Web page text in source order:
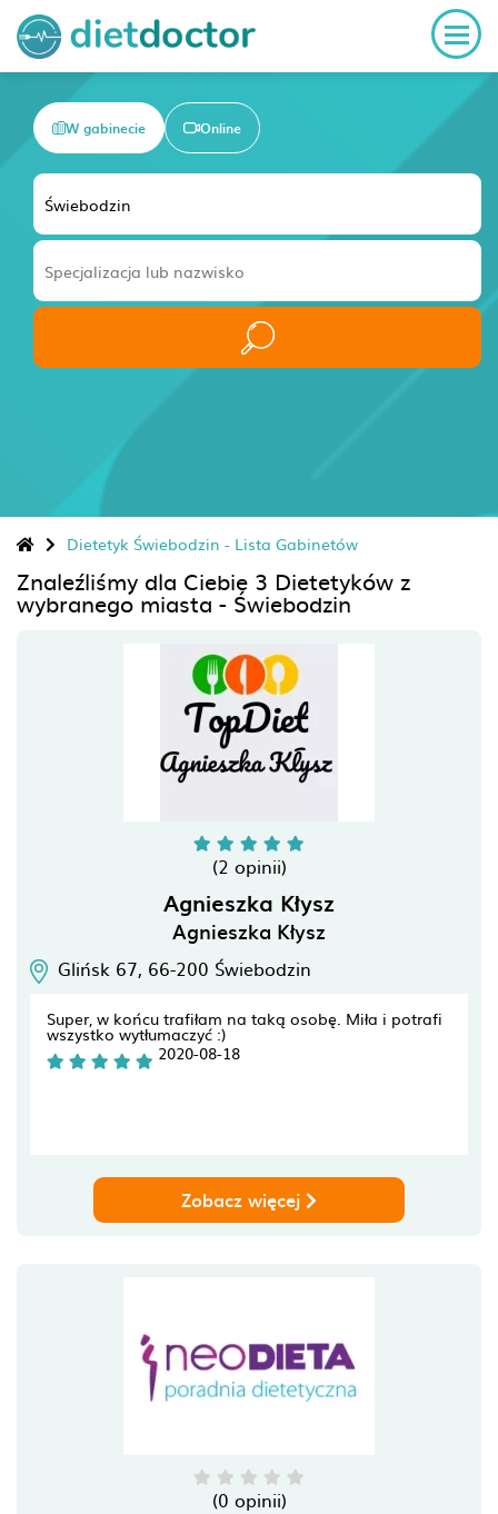
W gabinecie Online
Dietetyk Świebodzin - Lista Gabinetów
Znaleźliśmy dla Ciebie 3 Dietetyków z
wybranego miasta - Świebodzin
(2 opinii)
Agnieszka Kłysz
Agnieszka Kłysz
Glińsk 67, 66-200 Świebodzin
Super, w końcu trafiłam na taką osobę. Miła i potrafi
wszystko wytłumaczyć :)
2020-08-18
Zobacz więcej
(0 opinii)